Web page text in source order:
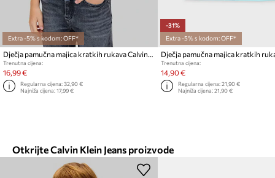
Extra -5% s kodom: OFF*
Dječja pamučna majica kratkih rukava Calvin Klein Jeans
Trenutna cijena:
16,99 €
Regularna cijena:32,90 €
Najniža cijena:17,99 €
-31%
Extra -5% s kodom: OFF*
Trenutna cijena:
14,90 €
Regularna cijena:21,90 €
Najniža cijena:21,90 €
Otkrijte Calvin Klein Jeans proizvode